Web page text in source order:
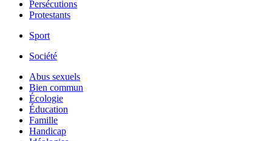
Persécutions
Protestants
Sport
Société
Abus sexuels
Bien commun
Écologie
Éducation
Famille
Handicap